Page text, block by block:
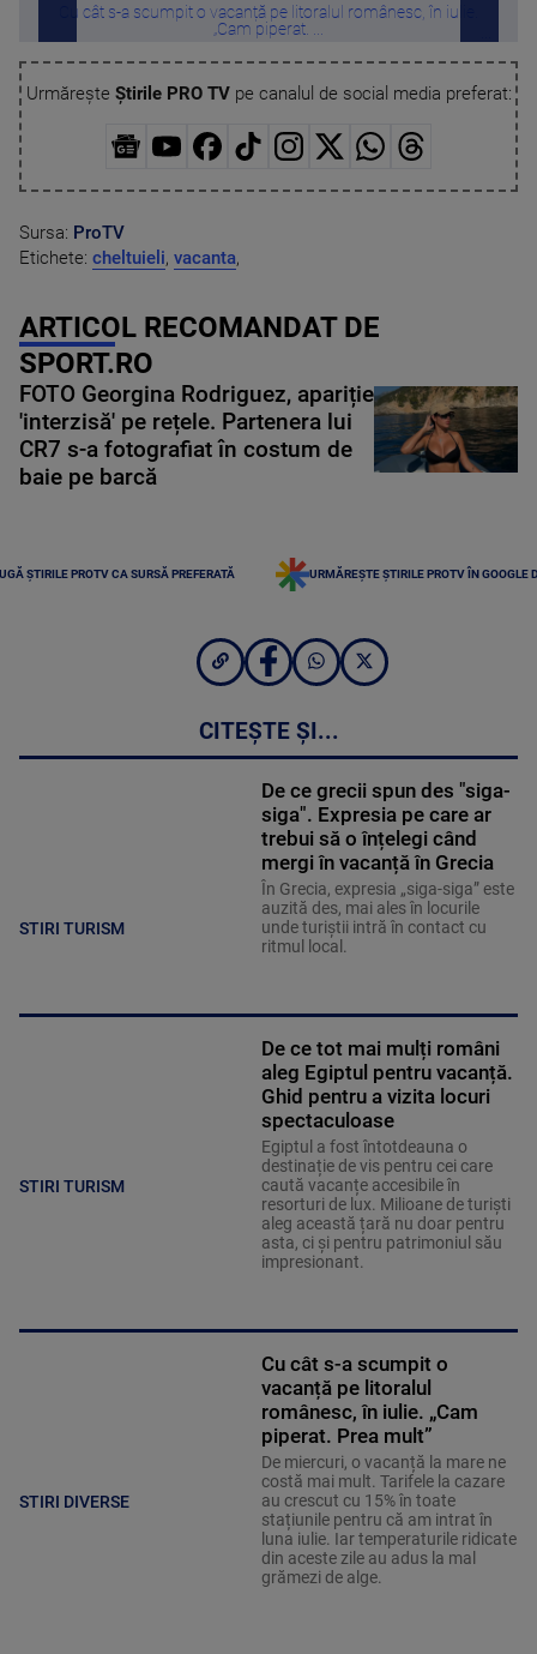
Cu cât s-a scumpit o vacanță pe litoralul românesc, în iulie.
„Cam piperat. ...
Urmărește Știrile PRO TVpe canalul de social media preferat:
Sursa: ProTV
Etichete: cheltuieli, vacanta,
ARTICOL RECOMANDAT DE
SPORT.RO
FOTO Georgina Rodriguez, apariție
'interzisă' pe rețele. Partenera lui
CR7 s-a fotografiat în costum de
baie pe barcă
ȘTIRILE PROTV CA SURSĂ PREFERATĂ URMĂREȘTE ȘTIRILE PROTV ÎN GOOGLE
CITEȘTE ȘI...
STIRI TURISM
De ce grecii spun des "siga-
siga". Expresia pe care ar
trebui să o înțelegi când
mergi în vacanță în Grecia
În Grecia, expresia „siga-siga” este
auzită des, mai ales în locurile
unde turiștii intră în contact cu
ritmul local.
STIRI TURISM
De ce tot mai mulți români
aleg Egiptul pentru vacanță.
Ghid pentru a vizita locuri
spectaculoase
Egiptul a fost întotdeauna o
destinație de vis pentru cei care
caută vacanțe accesibile în
resorturi de lux. Milioane de turiști
aleg această țară nu doar pentru
asta, ci și pentru patrimoniul său
impresionant.
STIRI DIVERSE
Cu cât s-a scumpit o
vacanță pe litoralul
românesc, în iulie. „Cam
piperat. Prea mult”
De miercuri, o vacanță la mare ne
costă mai mult. Tarifele la cazare
au crescut cu 15% în toate
stațiunile pentru că am intrat în
luna iulie. Iar temperaturile ridicate
din aceste zile au adus la mal
grămezi de alge.